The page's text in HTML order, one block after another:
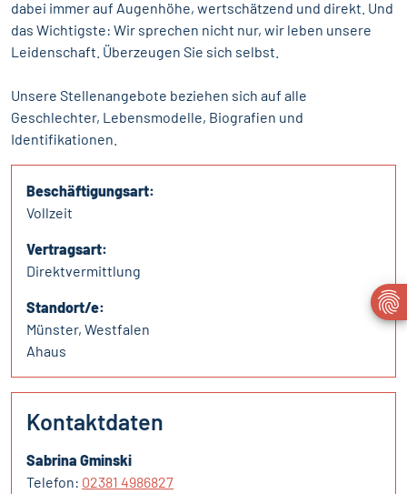
dabei immer auf Augenhöhe, wertschätzend und direkt. Und
das Wichtigste: Wir sprechen nicht nur, wir leben unsere
Leidenschaft. Überzeugen Sie sich selbst.
Unsere Stellenangebote beziehen sich auf alle
Geschlechter, Lebensmodelle, Biografien und
Identifikationen.
Beschäftigungsart:
Vollzeit
Vertragsart:
Direktvermittlung
Standort/e:
Münster, Westfalen
Ahaus
Kontaktdaten
Sabrina Gminski
Telefon: 02381 4986827